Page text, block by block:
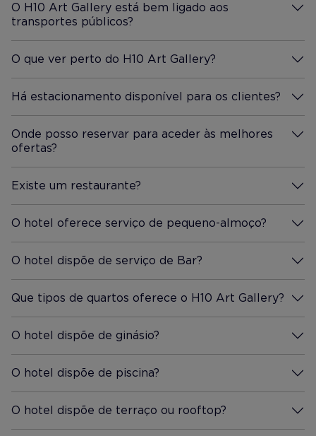
O H10 Art Gallery está bem ligado aos
transportes públicos?
Mais Informação
O que ver perto do H10 Art Gallery?
Mais Informação
Há estacionamento disponível para os clientes?
Mais Informação
Onde posso reservar para aceder às melhores
ofertas?
Mais Informação
Existe um restaurante?
Mais Informação
O hotel oferece serviço de pequeno-almoço?
Mais Informação
O hotel dispõe de serviço de Bar?
Mais Informação
Que tipos de quartos oferece o H10 Art Gallery?
Mais Informação
O hotel dispõe de ginásio?
Mais Informação
O hotel dispõe de piscina?
Mais Informação
O hotel dispõe de terraço ou rooftop?
Mais Informação